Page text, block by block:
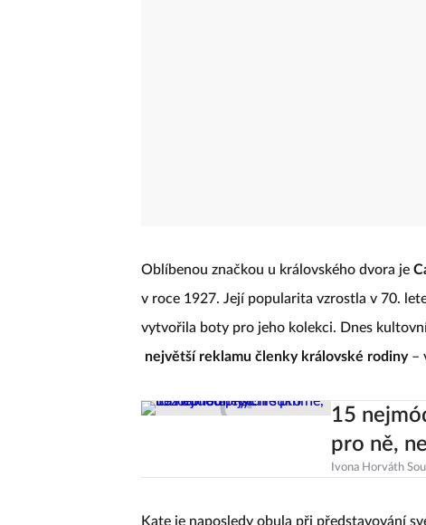
Oblíbenou značkou u královského dvora je
v roce 1927. Její popularita vzrostla v 70.
vytvořila boty pro jeho kolekci. Dnes
největší reklamu členky královské rodiny–
15
pro ně,
Ivona Horváth
Kate je naposledy obula při představování